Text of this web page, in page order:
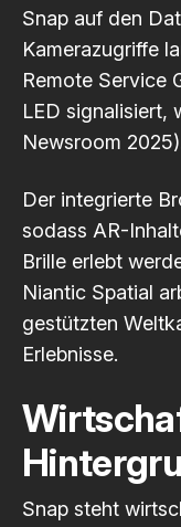
Snap auf den
Kamerazugriffe
Remote Service
LED signalisiert,
Newsroom 2025)
Der integrierte
sodass AR-
Brille erlebt
Niantic Spatial
gestützten
Erlebnisse.
Snap steht